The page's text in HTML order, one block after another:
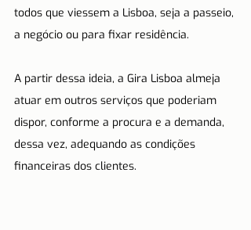
todos que viessem a Lisboa, seja a passeio,
a negócio ou para fixar residência.
A partir dessa ideia, a Gira Lisboa almeja
atuar em outros serviços que poderiam
dispor, conforme a procura e a demanda,
dessa vez, adequando as condições
financeiras dos clientes.